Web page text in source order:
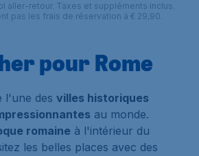
aller-retour. Taxes et suppléments inclus.
pas les frais de réservation à € 29,90.
pour Rome
l'une des villes historiques
au monde.
romaine à l'intérieur du
les belles places avec des